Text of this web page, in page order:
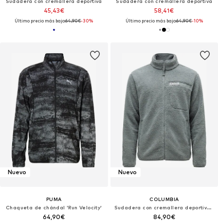
45,43€
Último precio más bajo:64,90€-30%
58,41€
Último precio más bajo:64,90€-10%
Nuevo
PUMA
Chaqueta de chándal 'Run Velocity'
64,90€
Nuevo
COLUMBIA
Sudadera con cremallera deportiva 'Rugged Ridge™'
84,90€